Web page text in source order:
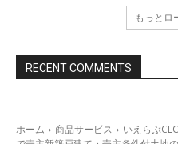
もっとロ
RECENT COMMENTS